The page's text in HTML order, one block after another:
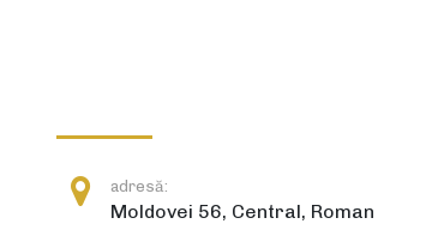
adresă:
Moldovei 56, Central, Roman